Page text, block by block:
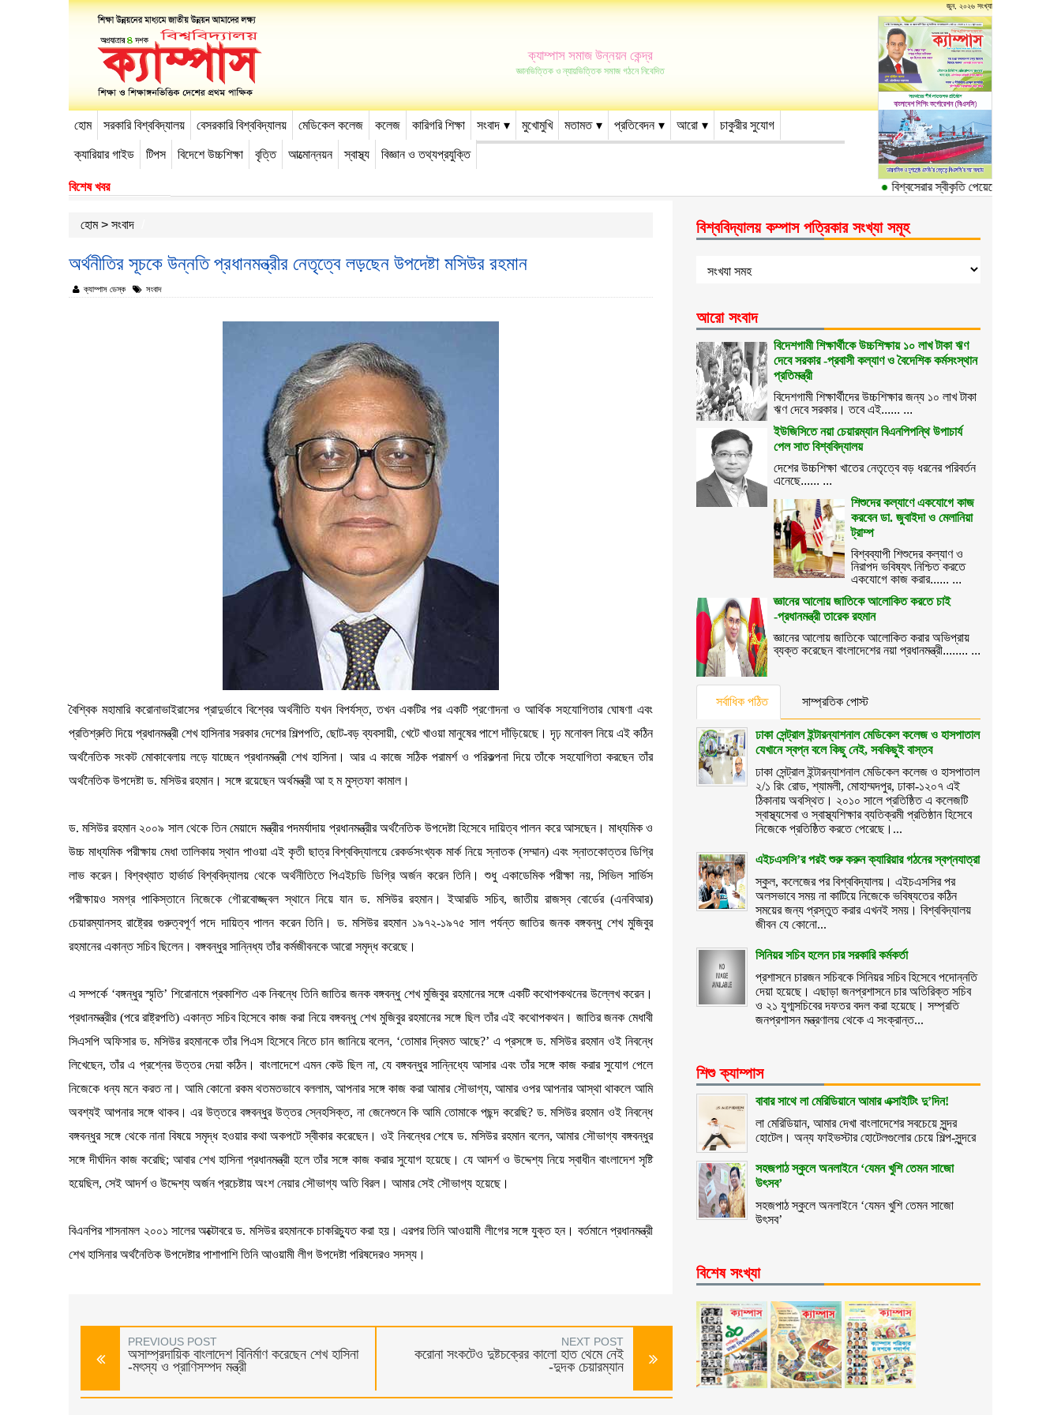
ক্যাম্পাস সমাজ উন্নয়ন কেন্দ্র
জ্ঞানভিত্তিক ও ন্যায়ভিত্তিক সমাজ গঠনে নিবেদিত
জুন, ২০২৬ সংখ্যা
হোম সরকারি বিশ্ববিদ্যালয় বেসরকারি বিশ্ববিদ্যালয় মেডিকেল কলেজ কলেজ কারিগরি শিক্ষা সংবাদ মুখোমুখি মতামত প্রতিবেদন আরো চাকুরীর সুযোগ
ক্যারিয়ার গাইড টিপস বিদেশে উচ্চশিক্ষা বৃত্তি আত্মোন্নয়ন স্বাস্থ্য বিজ্ঞান ও তথ্যপ্রযুক্তি
-->
বিশেষ খবর বিশ্বসেরার স্বীকৃতি পেয়েছে ঢাকা
হোম> সংবাদ
অর্থনীতির সূচকে উন্নতি প্রধানমন্ত্রীর নেতৃত্বে লড়ছেন উপদেষ্টা মসিউর রহমান
ক্যাম্পাস ডেস্ক সংবাদ
বৈশ্বিক মহামারি করোনাভাইরাসের প্রাদুর্ভাবে বিশ্বের অর্থনীতি যখন বিপর্যস্ত, তখন একটির পর একটি প্রণোদনা ও আর্থিক সহযোগিতার ঘোষণা এবং
প্রতিশ্রুতি দিয়ে প্রধানমন্ত্রী শেখ হাসিনার সরকার দেশের শিল্পপতি, ছোট-বড় ব্যবসায়ী, খেটে খাওয়া মানুষের পাশে দাঁড়িয়েছে। দৃঢ় মনোবল নিয়ে এই কঠিন
অর্থনৈতিক সংকট মোকাবেলায় লড়ে যাচ্ছেন প্রধানমন্ত্রী শেখ হাসিনা। আর এ কাজে সঠিক পরামর্শ ও পরিকল্পনা দিয়ে তাঁকে সহযোগিতা করছেন তাঁর
অর্থনৈতিক উপদেষ্টা ড. মসিউর রহমান। সঙ্গে রয়েছেন অর্থমন্ত্রী আ হ ম মুস্তফা কামাল।
ড. মসিউর রহমান ২০০৯ সাল থেকে তিন মেয়াদে মন্ত্রীর পদমর্যাদায় প্রধানমন্ত্রীর অর্থনৈতিক উপদেষ্টা হিসেবে দায়িত্ব পালন করে আসছেন। মাধ্যমিক ও
উচ্চ মাধ্যমিক পরীক্ষায় মেধা তালিকায় স্থান পাওয়া এই কৃতী ছাত্র বিশ্ববিদ্যালয়ে রেকর্ডসংখ্যক মার্ক নিয়ে স্নাতক (সম্মান) এবং স্নাতকোত্তর ডিগ্রি
লাভ করেন। বিশ্বখ্যাত হার্ভার্ড বিশ্ববিদ্যালয় থেকে অর্থনীতিতে পিএইচডি ডিগ্রি অর্জন করেন তিনি। শুধু একাডেমিক পরীক্ষা নয়, সিভিল সার্ভিস
পরীক্ষায়ও সমগ্র পাকিস্তানে নিজেকে গৌরবোজ্জ্বল স্থানে নিয়ে যান ড. মসিউর রহমান। ইআরডি সচিব, জাতীয় রাজস্ব বোর্ডের (এনবিআর)
চেয়ারম্যানসহ রাষ্ট্রের গুরুত্বপূর্ণ পদে দায়িত্ব পালন করেন তিনি। ড. মসিউর রহমান ১৯৭২-১৯৭৫ সাল পর্যন্ত জাতির জনক বঙ্গবন্ধু শেখ মুজিবুর
রহমানের একান্ত সচিব ছিলেন। বঙ্গবন্ধুর সান্নিধ্য তাঁর কর্মজীবনকে আরো সমৃদ্ধ করেছে।
এ সম্পর্কে ‘বঙ্গন্ধুর স্মৃতি’ শিরোনামে প্রকাশিত এক নিবন্ধে তিনি জাতির জনক বঙ্গবন্ধু শেখ মুজিবুর রহমানের সঙ্গে একটি কথোপকথনের উল্লে­খ করেন।
প্রধানমন্ত্রীর (পরে রাষ্ট্রপতি) একান্ত সচিব হিসেবে কাজ করা নিয়ে বঙ্গবন্ধু শেখ মুজিবুর রহমানের সঙ্গে ছিল তাঁর এই কথোপকথন। জাতির জনক মেধাবী
সিএসপি অফিসার ড. মসিউর রহমানকে তাঁর পিএস হিসেবে নিতে চান জানিয়ে বলেন, ‘তোমার দ্বিমত আছে?’ এ প্রসঙ্গে ড. মসিউর রহমান ওই নিবন্ধে
লিখেছেন, তাঁর এ প্রশ্নের উত্তর দেয়া কঠিন। বাংলাদেশে এমন কেউ ছিল না, যে বঙ্গবন্ধুর সান্নিধ্যে আসার এবং তাঁর সঙ্গে কাজ করার সুযোগ পেলে
নিজেকে ধন্য মনে করত না। আমি কোনো রকম থতমতভাবে বললাম, আপনার সঙ্গে কাজ করা আমার সৌভাগ্য, আমার ওপর আপনার আস্থা থাকলে আমি
অবশ্যই আপনার সঙ্গে থাকব। এর উত্তরে বঙ্গবন্ধুর উত্তর স্নেহসিক্ত, না জেনেশুনে কি আমি তোমাকে পছন্দ করেছি? ড. মসিউর রহমান ওই নিবন্ধে
বঙ্গবন্ধুর সঙ্গে থেকে নানা বিষয়ে সমৃদ্ধ হওয়ার কথা অকপটে স্বীকার করেছেন। ওই নিবন্ধের শেষে ড. মসিউর রহমান বলেন, আমার সৌভাগ্য বঙ্গবন্ধুর
সঙ্গে দীর্ঘদিন কাজ করেছি; আবার শেখ হাসিনা প্রধানমন্ত্রী হলে তাঁর সঙ্গে কাজ করার সুযোগ হয়েছে। যে আদর্শ ও উদ্দেশ্য নিয়ে স্বাধীন বাংলাদেশ সৃষ্টি
হয়েছিল, সেই আদর্শ ও উদ্দেশ্য অর্জন প্রচেষ্টায় অংশ নেয়ার সৌভাগ্য অতি বিরল। আমার সেই সৌভাগ্য হয়েছে।
বিএনপির শাসনামল ২০০১ সালের অক্টোবরে ড. মসিউর রহমানকে চাকরিচ্যুত করা হয়। এরপর তিনি আওয়ামী লীগের সঙ্গে যুক্ত হন। বর্তমানে প্রধানমন্ত্রী
শেখ হাসিনার অর্থনৈতিক উপদেষ্টার পাশাপাশি তিনি আওয়ামী লীগ উপদেষ্টা পরিষদেরও সদস্য।
PREVIOUS POST
অসাম্প্রদায়িক বাংলাদেশ বিনির্মাণ করেছেন শেখ হাসিনা
-মৎস্য ও প্রাণিসম্পদ মন্ত্রী
NEXT POST
করোনা সংকটেও দুষ্টচক্রের কালো হাত থেমে নেই
-দুদক চেয়ারম্যান
বিশ্ববিদ্যালয় কম্পাস পত্রিকার সংখ্যা সমূহ
আরো সংবাদ
বিদেশগামী শিক্ষার্থীকে উচ্চশিক্ষায় ১০ লাখ টাকা ঋণ
দেবে সরকার -প্রবাসী কল্যাণ ও বৈদেশিক কর্মসংস্থান
প্রতিমন্ত্রী
বিদেশগামী শিক্ষার্থীদের উচ্চশিক্ষার জন্য ১০ লাখ টাকা
ঋণ দেবে সরকার। তবে এই...... ...
ইউজিসিতে নয়া চেয়ারম্যান বিএনপিপন্থি উপাচার্য
পেল সাত বিশ্ববিদ্যালয়
দেশের উচ্চশিক্ষা খাতের নেতৃত্বে বড় ধরনের পরিবর্তন
এনেছে...... ...
শিশুদের কল্যাণে একযোগে কাজ
করবেন ডা. জুবাইদা ও মেলানিয়া
ট্রাম্প
বিশ্বব্যাপী শিশুদের কল্যাণ ও
নিরাপদ ভবিষ্যৎ নিশ্চিত করতে
একযোগে কাজ করার...... ...
জ্ঞানের আলোয় জাতিকে আলোকিত করতে চাই
-প্রধানমন্ত্রী তারেক রহমান
জ্ঞানের আলোয় জাতিকে আলোকিত করার অভিপ্রায়
ব্যক্ত করেছেন বাংলাদেশের নয়া প্রধানমন্ত্রী........ ...
সর্বাধিক পঠিত সাম্প্রতিক পোস্ট
ঢাকা সেন্ট্রাল ইন্টারন্যাশনাল মেডিকেল কলেজ ও হাসপাতাল
যেখানে স্বপ্ন বলে কিছু নেই, সবকিছুই বাস্তব
ঢাকা সেন্ট্রাল ইন্টারন্যাশনাল মেডিকেল কলেজ ও হাসপাতাল
২/১ রিং রোড, শ্যামলী, মোহাম্মদপুর, ঢাকা-১২০৭ এই
ঠিকানায় অবস্থিত। ২০১০ সালে প্রতিষ্ঠিত এ কলেজটি
স্বাস্থ্যসেবা ও স্বাস্থ্যশিক্ষার ব্যতিক্রমী প্রতিষ্ঠান হিসেবে
নিজেকে প্রতিষ্ঠিত করতে পেরেছে।...
এইচএসসি’র পরই শুরু করুন ক্যারিয়ার গঠনের স্বপ্নযাত্রা
স্কুল, কলেজের পর বিশ্ববিদ্যালয়। এইচএসসির পর
অলসভাবে সময় না কাটিয়ে নিজেকে ভবিষ্যতের কঠিন
সময়ের জন্য প্রস্তুত করার এখনই সময়। বিশ্ববিদ্যালয়
জীবন যে কোনো...
সিনিয়র সচিব হলেন চার সরকারি কর্মকর্তা
প্রশাসনে চারজন সচিবকে সিনিয়র সচিব হিসেবে পদোন্নতি
দেয়া হয়েছে। এছাড়া জনপ্রশাসনে চার অতিরিক্ত সচিব
ও ২১ যুগ্মসচিবের দফতর বদল করা হয়েছে। সম্প্রতি
জনপ্রশাসন মন্ত্রণালয় থেকে এ সংক্রান্ত...
শিশু ক্যাম্পাস
বাবার সাথে লা মেরিডিয়ানে আমার এক্সাইটিং দু’দিন!
লা মেরিডিয়ান, আমার দেখা বাংলাদেশের সবচেয়ে সুন্দর
হোটেল। অন্য ফাইভস্টার হোটেলগুলোর চেয়ে শিল্প-সুন্দরে
সহজপাঠ স্কুলে অনলাইনে ‘যেমন খুশি তেমন সাজো
উৎসব’
সহজপাঠ স্কুলে অনলাইনে ‘যেমন খুশি তেমন সাজো
উৎসব’
বিশেষ সংখ্যা